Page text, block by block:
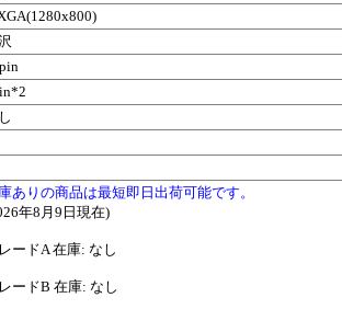
ありの商品は最短即日出荷可能です。
年8月9日現在)
ードA 在庫: なし
ードB 在庫: なし